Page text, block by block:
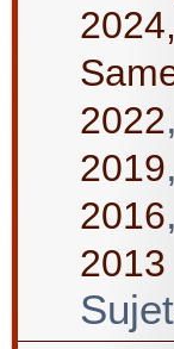
2022,
2019,
2016,
2013